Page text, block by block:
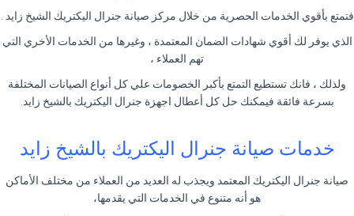
فتمتع بأقوي الخدمات الحصرية من خلال مركز صيانة جنرال اليكتريك الشيخ زايد
الذي يوفر لك أقوي شهادات الضمان المعتمدة ، وغيرها من الخدمات الأخري التي
تهم العملاء ،
ولذلك ، فانك تستطيع التمتع بأكبر الخصومات علي كل أنواع الصيانات المختلفة
بسرعة فائقة فيمكنك حل كل أعطال اجهزة جنرال اليكتريك بالشيخ زايد
خدمات صيانة جنرال اليكتريك بالشيخ زايد
صيانة جنرال اليكتريك المعتمد ويجذب له العديد من العملاء من مختلف الأماكن
هو أنه متنوع في الخدمات التي يقدمها،